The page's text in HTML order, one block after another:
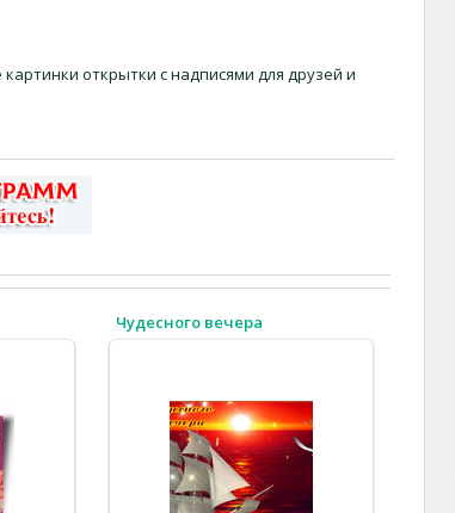
открытки с надписями для друзей и
Чудесного вечера